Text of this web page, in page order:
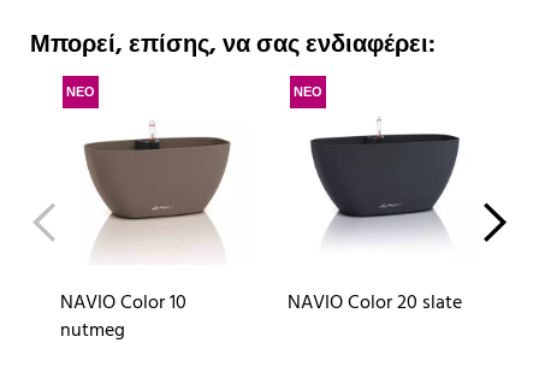
Μπορεί, επίσης, να σας ενδιαφέρει:
ΝΕΟ
NAVIO Color 10
nutmeg
ΝΕΟ
NAVIO Color 20 slate